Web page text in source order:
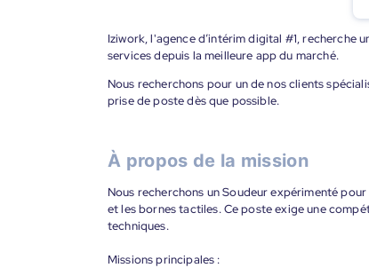
Iziwork, l'agence d’intérim digital #1, recherche
services depuis la meilleure app du marché.
Nous recherchons pour un de nos clients
prise de poste dès que possible.
À propos de la mission
Nous recherchons un Soudeur expérimenté
et les bornes tactiles. Ce poste exige une
techniques.
Missions principales :